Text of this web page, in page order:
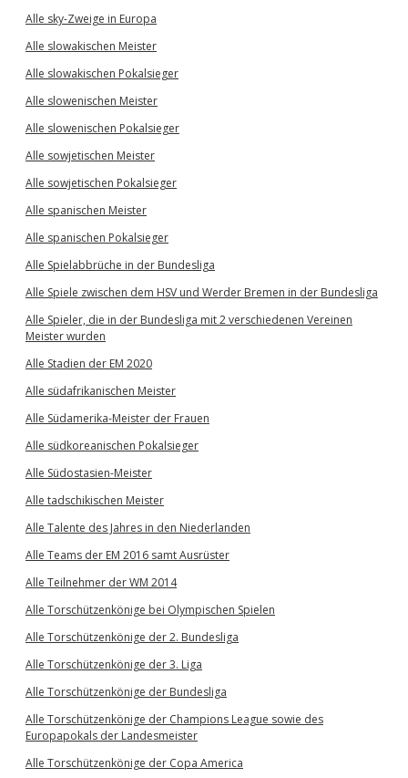
Alle sky-Zweige in Europa
Alle slowakischen Meister
Alle slowakischen Pokalsieger
Alle slowenischen Meister
Alle slowenischen Pokalsieger
Alle sowjetischen Meister
Alle sowjetischen Pokalsieger
Alle spanischen Meister
Alle spanischen Pokalsieger
Alle Spielabbrüche in der Bundesliga
Alle Spiele zwischen dem HSV und Werder Bremen in der Bundesliga
Alle Spieler, die in der Bundesliga mit 2 verschiedenen Vereinen
Meister wurden
Alle Stadien der EM 2020
Alle südafrikanischen Meister
Alle Südamerika-Meister der Frauen
Alle südkoreanischen Pokalsieger
Alle Südostasien-Meister
Alle tadschikischen Meister
Alle Talente des Jahres in den Niederlanden
Alle Teams der EM 2016 samt Ausrüster
Alle Teilnehmer der WM 2014
Alle Torschützenkönige bei Olympischen Spielen
Alle Torschützenkönige der 2. Bundesliga
Alle Torschützenkönige der 3. Liga
Alle Torschützenkönige der Bundesliga
Alle Torschützenkönige der Champions League sowie des
Europapokals der Landesmeister
Alle Torschützenkönige der Copa America